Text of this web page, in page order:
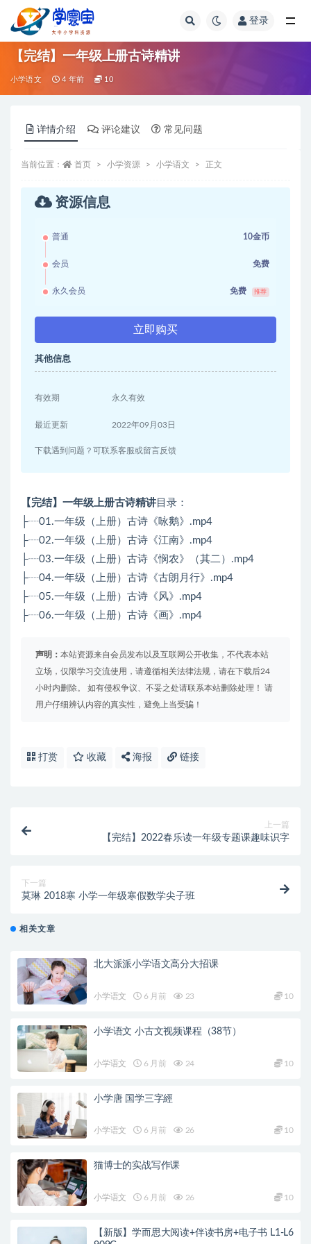
登录
【完结】一年级上册古诗精讲
小学语文 4 年前 10
详情介绍 评论建议 常见问题
当前位置： 首页 小学资源 小学语文 正文
资源信息
普通 10金币
会员 免费
永久会员 免费 推荐
立即购买
其他信息
有效期 永久有效
最近更新 2022年09月03日
下载遇到问题？可联系客服或留言反馈
【完结】一年级上册古诗精讲 目录：
├┈01.一年级（上册）古诗《咏鹅》.mp4
├┈02.一年级（上册）古诗《江南》.mp4
├┈03.一年级（上册）古诗《悯农》（其二）.mp4
├┈04.一年级（上册）古诗《古朗月行》.mp4
├┈05.一年级（上册）古诗《风》.mp4
├┈06.一年级（上册）古诗《画》.mp4
声明： 本站资源来自会员发布以及互联网公开收集，不代表本站
立场，仅限学习交流使用，请遵循相关法律法规，请在下载后24
小时内删除。 如有侵权争议、不妥之处请联系本站删除处理！ 请
用户仔细辨认内容的真实性，避免上当受骗！
打赏 收藏 海报 链接
上一篇
【完结】2022春乐读一年级专题课趣味识字
下一篇
莫琳 2018寒 小学一年级寒假数学尖子班
相关文章
北大派派小学语文高分大招课
小学语文 6 月前 23 10
小学语文 小古文视频课程（38节）
小学语文 6 月前 24 10
小学唐 国学三字經
小学语文 6 月前 26 10
猫博士的实战写作课
小学语文 6 月前 26 10
【新版】学而思大阅读+伴读书房+电子书 L1-L6
全部